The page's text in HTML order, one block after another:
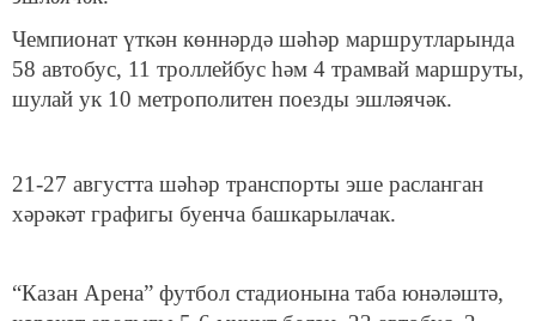
Чемпионат үткән көннәрдә шәһәр маршрутларында
58 автобус, 11 троллейбус һәм 4 трамвай маршруты,
шулай ук 10 метрополитен поезды эшләячәк.
21-27 августта шәһәр транспорты эше расланган
хәрәкәт графигы буенча башкарылачак.
“Казан Арена” футбол стадионына таба юнәләштә,